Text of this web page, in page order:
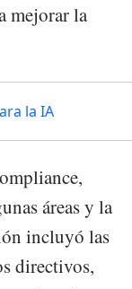
mejorar la
la IA
áreas y la
incluyó las
directivos,